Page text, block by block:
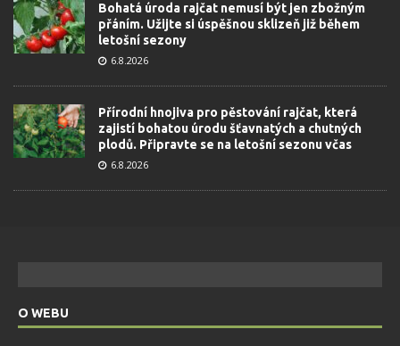
Bohatá úroda rajčat nemusí být jen zbožným
přáním. Užijte si úspěšnou sklizeň již během
letošní sezony
6.8.2026
Přírodní hnojiva pro pěstování rajčat, která
zajistí bohatou úrodu šťavnatých a chutných
plodů. Připravte se na letošní sezonu včas
6.8.2026
O WEBU